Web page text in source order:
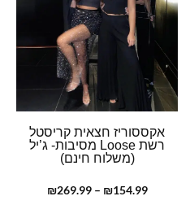
אקססוריז חצאית קריסטל
רשת Loose מסיבות- ג’יל
(משלוח חינם)
₪154.99
–
₪269.99